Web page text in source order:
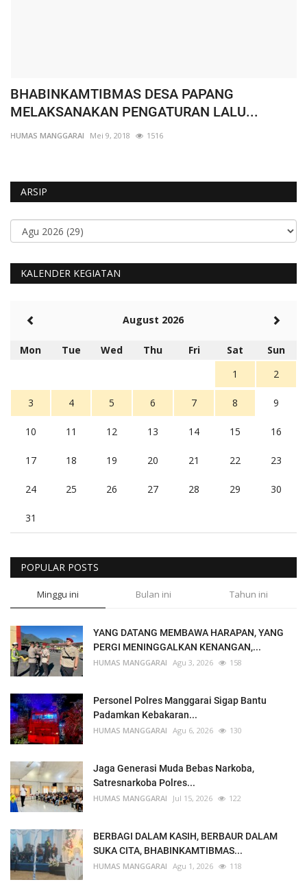
BHABINKAMTIBMAS DESA PAPANG
MELAKSANAKAN PENGATURAN LALU...
HUMAS MANGGARAI Mei 9, 2018 1516
ARSIP
KALENDER KEGIATAN
August 2026
Mon Tue Wed Thu Fri Sat
Sun
1
2
3 4 5 6 7 8 9
10 11 12 13 14 15 16
17 18 19 20 21 22 23
24 25 26 27 28 29 30
31
POPULAR POSTS
Minggu ini Bulan ini Tahun ini
YANG DATANG MEMBAWA HARAPAN, YANG
PERGI MENINGGALKAN KENANGAN,...
HUMAS MANGGARAI Agu 3, 2026 158
Personel Polres Manggarai Sigap Bantu
Padamkan Kebakaran...
HUMAS MANGGARAI Agu 6, 2026 130
Jaga Generasi Muda Bebas Narkoba,
Satresnarkoba Polres...
HUMAS MANGGARAI Jul 15, 2026 122
BERBAGI DALAM KASIH, BERBAUR DALAM
SUKA CITA, BHABINKAMTIBMAS...
HUMAS MANGGARAI Agu 1, 2026 118